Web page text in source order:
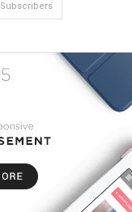
Subscribers